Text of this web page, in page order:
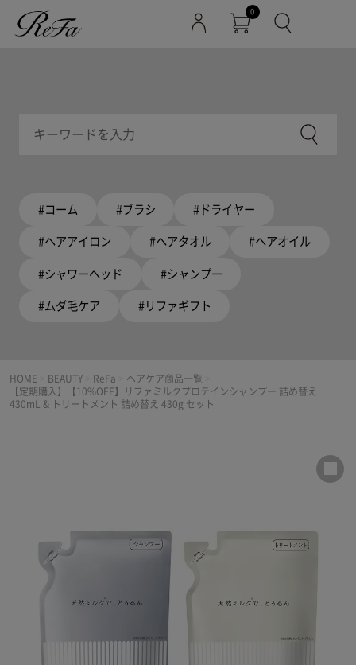
0
#コーム #ブラシ #ドライヤー
#ヘアアイロン #ヘアタオル #ヘアオイル
#シャワーヘッド #シャンプー
#ムダ毛ケア #リファギフト
HOME BEAUTY ReFa ヘアケア商品一覧
【定期購入】【10%OFF】リファミルクプロテインシャンプー 詰め替え
430mL & トリートメント 詰め替え 430g セット